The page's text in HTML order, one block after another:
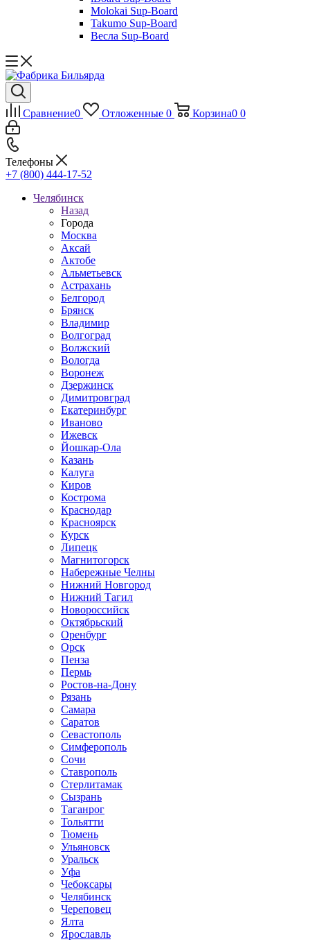
Molokai Sup-Board
Takumo Sup-Board
Весла Sup-Board
Сравнение0 Отложенные 0 Корзина0 0
Телефоны
+7 (800) 444-17-52
Челябинск
Назад
Города
Москва
Аксай
Актобе
Альметьевск
Астрахань
Белгород
Брянск
Владимир
Волгоград
Волжский
Вологда
Воронеж
Дзержинск
Димитровград
Екатеринбург
Иваново
Ижевск
Йошкар-Ола
Казань
Калуга
Киров
Кострома
Краснодар
Красноярск
Курск
Липецк
Магнитогорск
Набережные Челны
Нижний Новгород
Нижний Тагил
Новороссийск
Октябрьский
Оренбург
Орск
Пенза
Пермь
Ростов-на-Дону
Рязань
Самара
Саратов
Севастополь
Симферополь
Сочи
Ставрополь
Стерлитамак
Сызрань
Таганрог
Тольятти
Тюмень
Ульяновск
Уральск
Уфа
Чебоксары
Челябинск
Череповец
Ялта
Ярославль